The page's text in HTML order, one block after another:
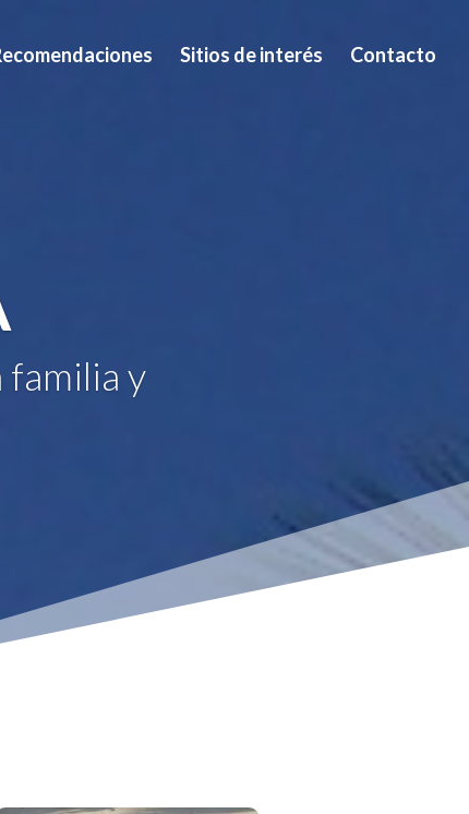
Sitios de interés Contacto
familia y